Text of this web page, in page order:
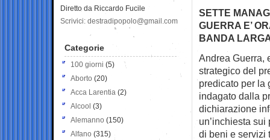
SETTE
GUERRA E’
BANDA
Andrea Guerra,
strategico del
predicato per la
indagato dalla
dichiarazione
un’inchiesta
di beni e servizi
Diretto da Riccardo Fucile
Scrivici: destradipopolo@gmail.com
Categorie
100 giorni (5)
Aborto (20)
Acca Larentia (2)
Alcool (3)
Alemanno (150)
Alfano (315)